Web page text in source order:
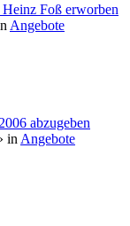
Foß erworben
Angebote
abzugeben
in Angebote